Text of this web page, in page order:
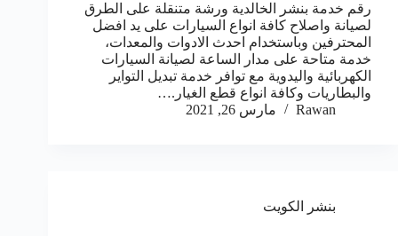
رقم خدمة بنشر الخالدية ورشة متنقلة على الطرق
لصيانة واصلاح كافة انواع السيارات على يد افضل
المحترفين وباستخدام احدث الادوات والمعدات،
خدمة متاحة على مدار الساعة لصيانة السيارات
الكهربائية واليدوية مع توافر خدمة تبديل التواير
والبطاريات وكافة انواع قطع الغيار.…
Rawan
مارس 26, 2021
بنشر الكويت